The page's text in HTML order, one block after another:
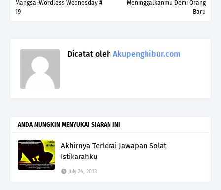
Meninggalkanmu Demi Orang
Baru
Mangsa :Wordless Wednesday #
19
Dicatat oleh Akupenghibur.com
ANDA MUNGKIN MENYUKAI SIARAN INI
Akhirnya Terlerai Jawapan Solat
Istikarahku
July 24, 2013